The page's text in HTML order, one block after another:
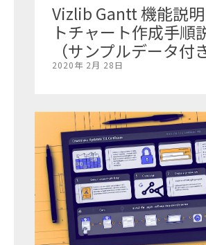
Vizlib Gantt 機能説
トチャート作成手順
（サンプルデータ付
2020年 2月 28日